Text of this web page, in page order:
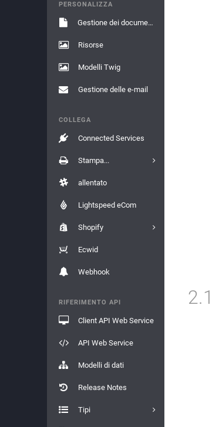
PERSONALIZZA
Gestione dei documenti
Risorse
Modelli Twig
Gestione delle e-mail
COLLEGA
Connected Services
Stampa...
allentato
Lightspeed eCom
Shopify
Ecwid
Webhook
RIFERIMENTO API
Client API Web Service
API Web Service
Modelli di dati
Release Notes
Tipi
2.1